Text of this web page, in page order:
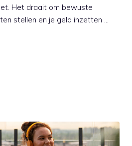
Het draait om bewuste
stellen en je geld inzetten …